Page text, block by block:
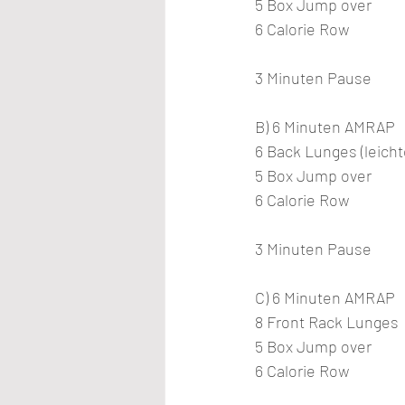
5 Box Jump over
6 Calorie Row
3 Minuten Pause
B) 6 Minuten AMRAP
6 Back Lunges
5 Box Jump over
6 Calorie Row
3 Minuten Pause
C) 6 Minuten AMRAP
8 Front Rack Lunges
5 Box Jump over
6 Calorie Row